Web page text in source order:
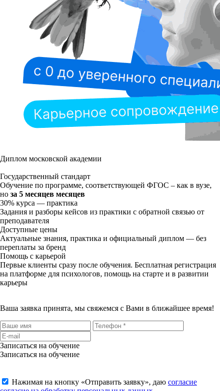
Диплом московской академии
Государственный стандарт
Обучение по программе, соответствующей ФГОС – как в вузе,
но за 5 месяцев месяцев
30% курса — практика
Задания и разборы кейсов из практики с обратной связью от
преподавателя
Доступные цены
Актуальные знания, практика и официальный диплом — без
переплаты за бренд
Помощь с карьерой
Первые клиенты сразу после обучения. Бесплатная регистрация
на платформе для психологов, помощь на старте и в развитии
карьеры
Ваша заявка принята, мы свяжемся с Вами в ближайшее время!
Записаться на обучение
Записаться на обучение
Нажимая на кнопку «Отправить заявку», даю согласие